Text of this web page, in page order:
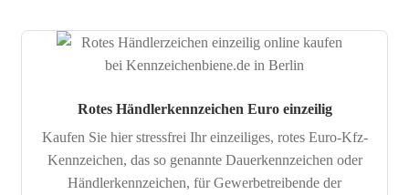
Rotes Händlerkennzeichen Euro einzeilig
Kaufen Sie hier stressfrei Ihr einzeiliges, rotes Euro-Kfz-
Kennzeichen, das so genannte Dauerkennzeichen oder
Händlerkennzeichen, für Gewerbetreibende der